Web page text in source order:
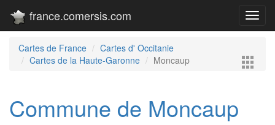
france.comersis.com
Cartes de France
Cartes d' Occitanie
Cartes de la Haute-Garonne
Moncaup
Commune de Moncaup